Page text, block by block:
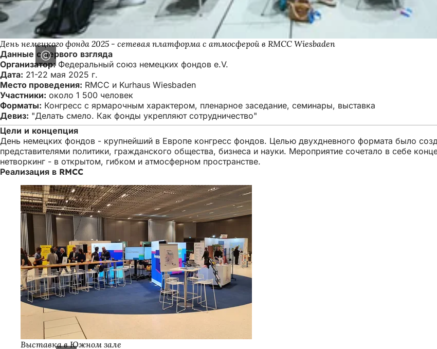
День немецкого фонда 2025 - сетевая платформа с атмосферой в RMCC Wiesbaden
Данные с первого взгляда
Организатор:Федеральный союз немецких фондов e.V.
Дата: 21-22 мая 2025 г.
Место проведения: RMCC и Kurhaus Wiesbaden
Участники: около 1 500 человек
Форматы: Конгресс с ярмарочным характером, пленарное заседание, семинары, выставка
Девиз: "Делать смело. Как фонды укрепляют сотрудничество"
Цели и концепция
День немецких фондов - крупнейший в Европе конгресс фондов. Целью двухдневного формата было
представителями политики, гражданского общества, бизнеса и науки. Мероприятие сочетало в себе
нетворкинг - в открытом, гибком и атмосферном пространстве.
Реализация в RMCC
Выставка в Южном зале